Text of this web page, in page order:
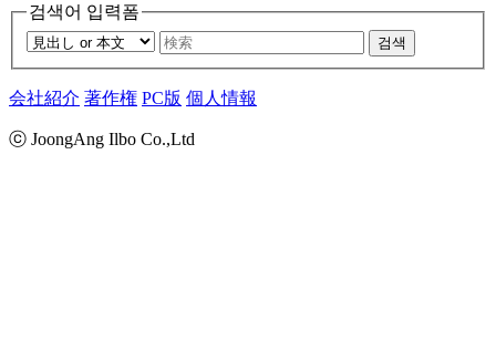
검색어 입력폼
검색
会社紹介 著作権 PC版 個人情報
ⓒ JoongAng Ilbo Co.,Ltd